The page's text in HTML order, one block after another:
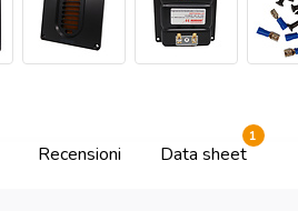
Recensioni Data sheet
1